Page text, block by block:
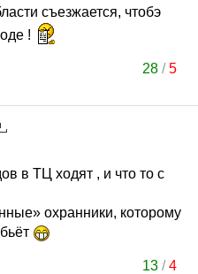
съезжается, чтобэ
!
28 /5
в ТЦ ходят , и что то с
охранники, которому
13 /4